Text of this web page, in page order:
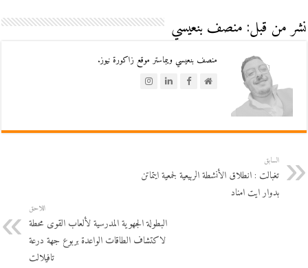
نشر من قبل: منصف بنعيسي
منصف بنعيسي ويبماستر موقع زاكورة نيوز.
السابق
تغبالت : انطلاق الأنشطة الربيعية لجمعية ايتماتن
بدوار ايت امناد
اللاحق
البطولة الجهوية المدرسية لألعاب القوى محطة
لاكتشاف الطاقات الواعدة بربوع جهة درعة
تافيلالت